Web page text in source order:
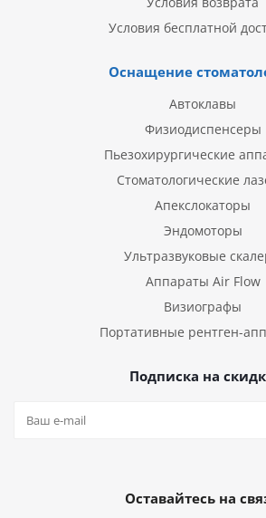
Условия бесплатной
Оснащение
Автоклавы
Физиодиспенсеры
Пьезохирургические
Стоматологические
Апекслокаторы
Эндомоторы
Ультразвуковые
Аппараты Air Flow
Визиографы
Портативные рентген-
Подписка на
Оставайтесь на